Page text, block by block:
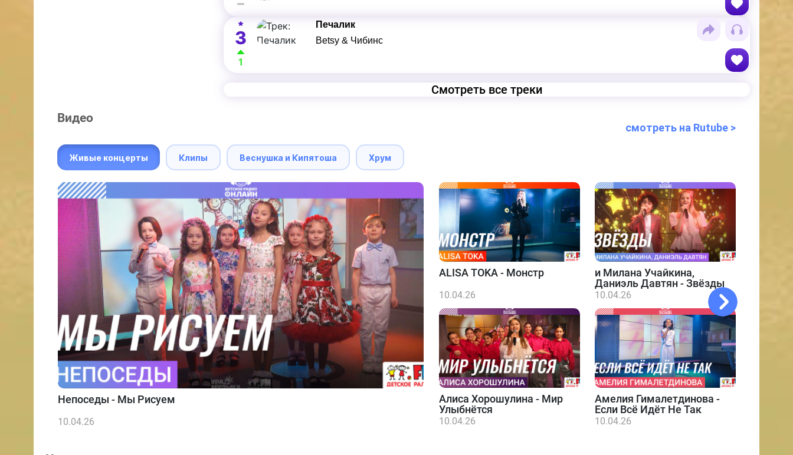
3
1
Печалик
Betsy & Чибинс
Смотреть все треки
Видео
смотреть на Rutube >
Живые концерты Клипы Веснушка и Кипятоша Хрум
Непоседы - Мы Рисуем
10.04.26
ALISA TOKA - Монстр
10.04.26
и Милана Учайкина,
Даниэль Давтян - Звёзды
10.04.26
Алиса Хорошулина - Мир
Улыбнётся
10.04.26
Амелия Гималетдинова -
Если Всё Идёт Не Так
10.04.26